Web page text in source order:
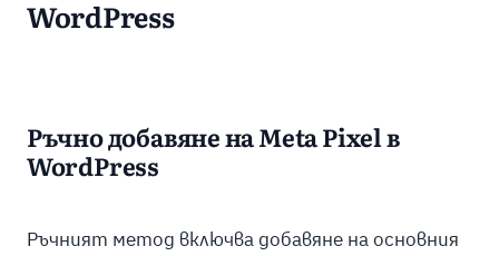
WordPress
Ръчно добавяне на Meta Pixel в
WordPress
Ръчният метод включва добавяне на основния